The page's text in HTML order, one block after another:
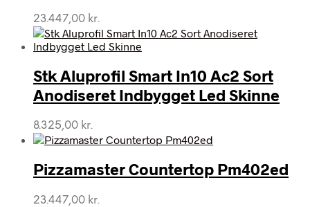
23.447,00 kr.
Stk Aluprofil Smart In10 Ac2 Sort
Anodiseret Indbygget Led Skinne
8.325,00 kr.
Pizzamaster Countertop Pm402ed
23.447,00 kr.